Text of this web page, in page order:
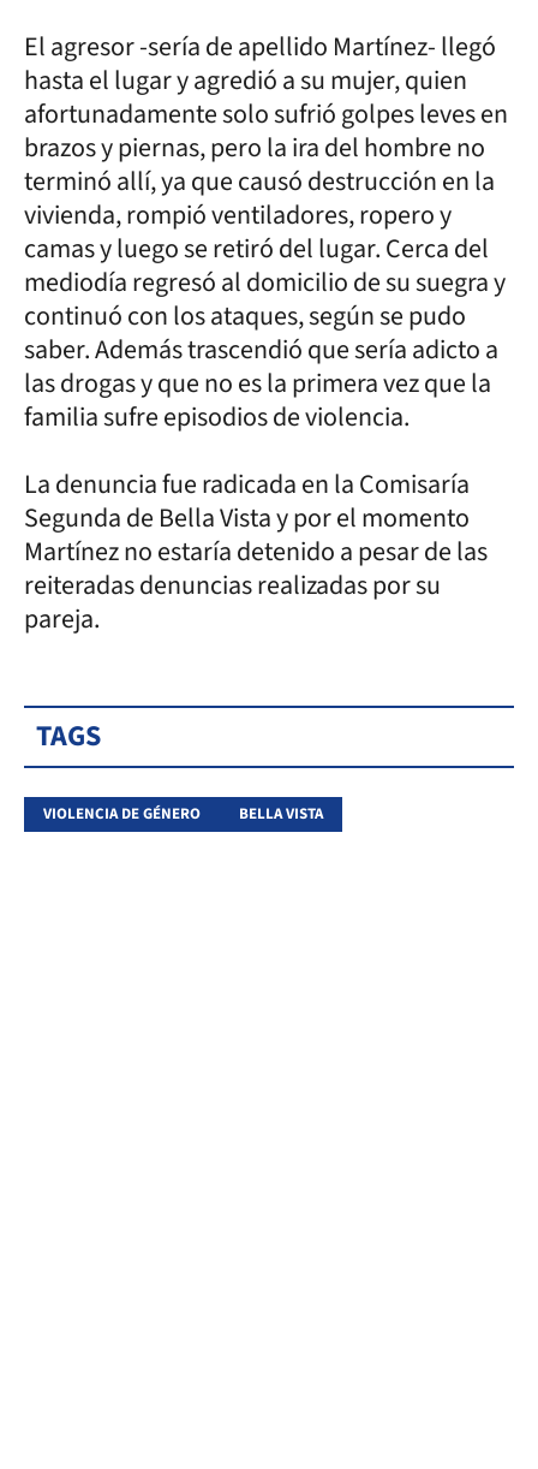
El agresor -sería de apellido Martínez- llegó
hasta el lugar y agredió a su mujer, quien
afortunadamente solo sufrió golpes leves en
brazos y piernas, pero la ira del hombre no
terminó allí, ya que causó destrucción en la
vivienda, rompió ventiladores, ropero y
camas y luego se retiró del lugar. Cerca del
mediodía regresó al domicilio de su suegra y
continuó con los ataques, según se pudo
saber. Además trascendió que sería adicto a
las drogas y que no es la primera vez que la
familia sufre episodios de violencia.
La denuncia fue radicada en la Comisaría
Segunda de Bella Vista y por el momento
Martínez no estaría detenido a pesar de las
reiteradas denuncias realizadas por su
pareja.
TAGS
VIOLENCIA DE GÉNERO BELLA VISTA